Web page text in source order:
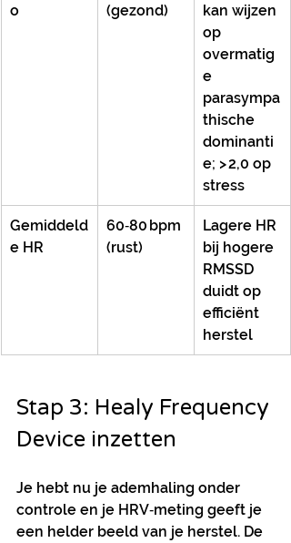
o
(gezond)
kan wijzen
op
overmatig
e
parasympa
thische
dominanti
e; > 2,0 op
stress
Gemiddeld
e HR
60‑80 bpm
(rust)
Lagere HR
bij hogere
RMSSD
duidt op
efficiënt
herstel
Stap 3: Healy Frequency
Device inzetten
Je hebt nu je ademhaling onder
controle en je HRV‑meting geeft je
een helder beeld van je herstel. De